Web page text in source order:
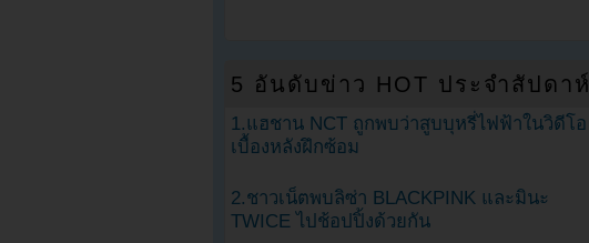
5 อันดับข่าว HOT ประจำสัปดาห์
1.แฮชาน NCT ถูกพบว่าสูบบุหรี่ไฟฟ้าในวิดีโอ
เบื้องหลังฝึกซ้อม
2.ชาวเน็ตพบลิซ่า BLACKPINK และมินะ
TWICE ไปช้อปปิ้งด้วยกัน